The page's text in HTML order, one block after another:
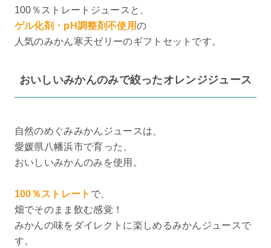
100％ストレートジュースと、
ゲル化剤・pH調整剤不使用の
人気のみかん寒天ゼリーのギフトセットです。
おいしいみかんのみで絞ったオレンジジュース
自然のめぐみみかんジュースは、
愛媛県八幡浜市で育った、
おいしいみかんのみを使用。
100％ストレート で、
畑でそのまま飲む感覚！
みかんの味をダイレクトに楽しめるみかんジュースで
す。